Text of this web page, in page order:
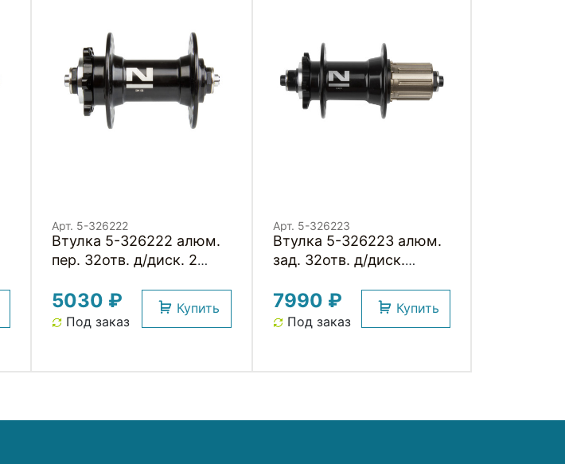
Арт. 5-326222
Втулка 5-326222 алюм.
пер. 32отв. д/диск. 2
эксцентр. черная
NOVATEС
5030 ₽
Под заказ
Купить
Арт. 5-326223
Втулка 5-326223 алюм.
зад. 32отв. д/диск.
492г. без эксцентр.
черная NOVATEС
7990 ₽
Под заказ
Купить